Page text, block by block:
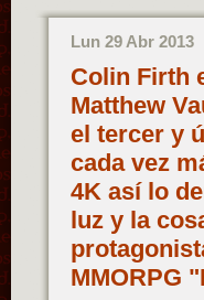
Lun 29 Abr 2013
Colin Firth
Matthew
el tercer y
cada vez
4K así lo
luz y la
MMORPG